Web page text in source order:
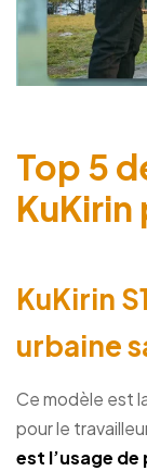
Top 5
KuKirin
KuKirin
urbaine
Ce modèle est
pour le
est l’usage de